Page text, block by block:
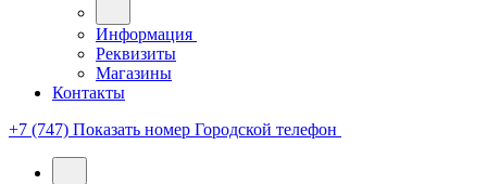
Информация
Реквизиты
Магазины
Контакты
+7 (747) Показать номер Городской телефон